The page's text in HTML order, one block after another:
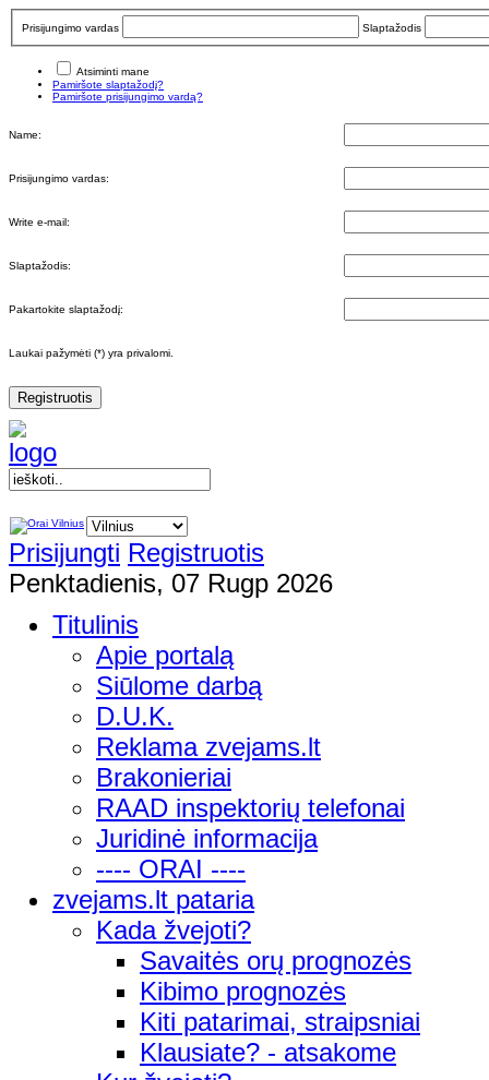
Prisijungimo vardas Slaptažodis
Atsiminti mane
Pamiršote slaptažodį?
Pamiršote prisijungimo vardą?
Name:
Prisijungimo vardas:
Write e-mail:
Slaptažodis:
Pakartokite slaptažodį:
Laukai pažymėti (*) yra privalomi.
Registruotis
Prisijungti Registruotis
Penktadienis, 07 Rugp 2026
Titulinis
Apie portalą
Siūlome darbą
D.U.K.
Reklama zvejams.lt
Brakonieriai
RAAD inspektorių telefonai
Juridinė informacija
---- ORAI ----
zvejams.lt pataria
Kada žvejoti?
Savaitės orų prognozės
Kibimo prognozės
Kiti patarimai, straipsniai
Klausiate? - atsakome